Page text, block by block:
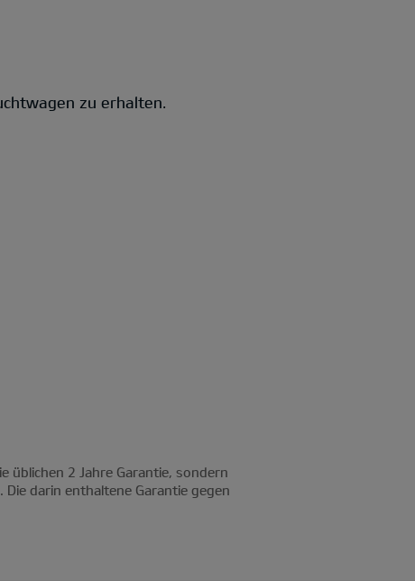
zu erhalten.
üblichen 2 Jahre Garantie, sondern
darin enthaltene Garantie gegen